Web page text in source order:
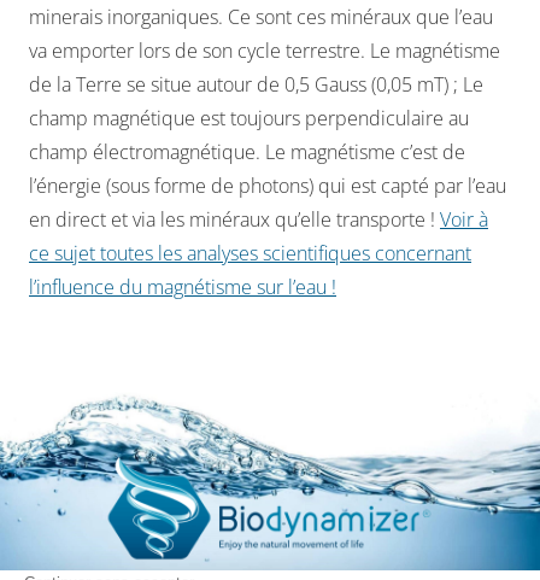
minerais inorganiques. Ce sont ces minéraux que l’eau
va emporter lors de son cycle terrestre. Le magnétisme
de la Terre se situe autour de 0,5 Gauss (0,05 mT) ; Le
champ magnétique est toujours perpendiculaire au
champ électromagnétique. Le magnétisme c’est de
l’énergie (sous forme de photons) qui est capté par l’eau
en direct et via les minéraux qu’elle transporte ! Voir à
ce sujet toutes les analyses scientifiques concernant
l’influence du magnétisme sur l’eau !